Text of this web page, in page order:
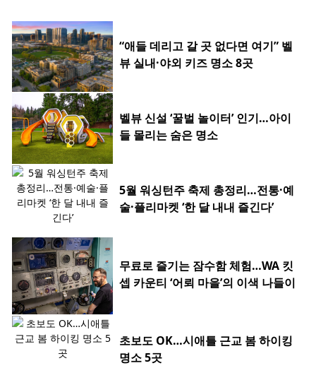
“애들 데리고 갈 곳 없다면 여기” 벨
뷰 실내·야외 키즈 명소 8곳
벨뷰 신설 ‘꿀벌 놀이터’ 인기…아이
들 몰리는 숨은 명소
5월 워싱턴주 축제 총정리…전통·예
술·플리마켓 ‘한 달 내내 즐긴다’
무료로 즐기는 잠수함 체험…WA 킷
셉 카운티 ‘어뢰 마을’의 이색 나들이
초보도 OK…시애틀 근교 봄 하이킹
명소 5곳